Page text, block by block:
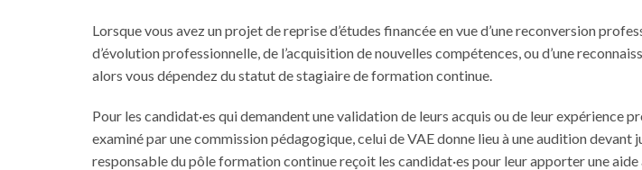
Lorsque vous avez un projet de reprise d’études financée en vue d’une reconversion
d’évolution professionnelle, de l’acquisition de nouvelles compétences, ou d’une
alors vous dépendez du statut de stagiaire de formation continue.
Pour les candidat·es qui demandent une validation de leurs acquis ou de leur expérience
examiné par une commission pédagogique, celui de VAE donne lieu à une audition devant
responsable du pôle formation continue reçoit les candidat·es pour leur apporter une